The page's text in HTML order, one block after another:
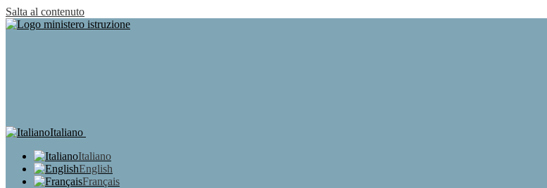
Salta al contenuto
Italiano
Italiano
English
Français